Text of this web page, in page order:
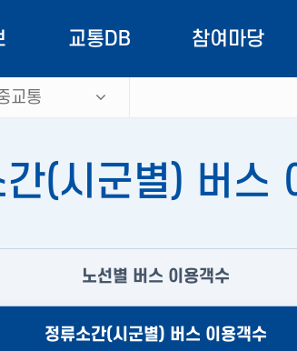
교통DB 참여마당
대중교통
교통량
통행거리
통행시간
OPEN API
홍보자료
자료실
교통
(시군별) 버스
노선별 버스 이용객수
정류소간(시군별) 버스 이용객수